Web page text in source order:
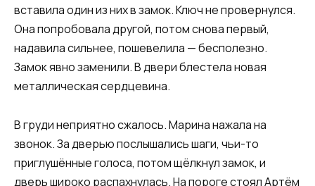
вставила один из них в замок. Ключ не провернулся.
Она попробовала другой, потом снова первый,
надавила сильнее, пошевелила — бесполезно.
Замок явно заменили. В двери блестела новая
металлическая сердцевина.
В груди неприятно сжалось. Марина нажала на
звонок. За дверью послышались шаги, чьи-то
приглушённые голоса, потом щёлкнул замок, и
дверь широко распахнулась. На пороге стоял Артём